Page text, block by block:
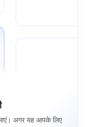
अगर यह आपके लिए